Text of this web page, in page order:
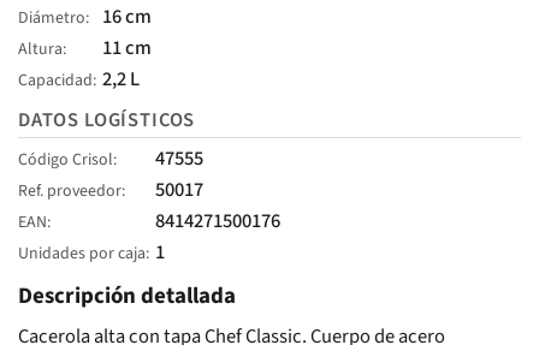
Diámetro 16 cm
Altura 11 cm
Capacidad 2,2 L
DATOS LOGÍSTICOS
Código Crisol 47555
Ref. proveedor 50017
EAN 8414271500176
Unidades por caja 1
Descripción detallada
Cacerola alta con tapa Chef Classic. Cuerpo de acero